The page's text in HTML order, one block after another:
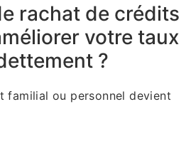
rachat de crédits
votre taux
?
familial ou personnel devient